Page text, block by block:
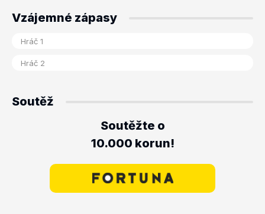
Vzájemné zápasy
Soutěž
Soutěžte o
10.000 korun!